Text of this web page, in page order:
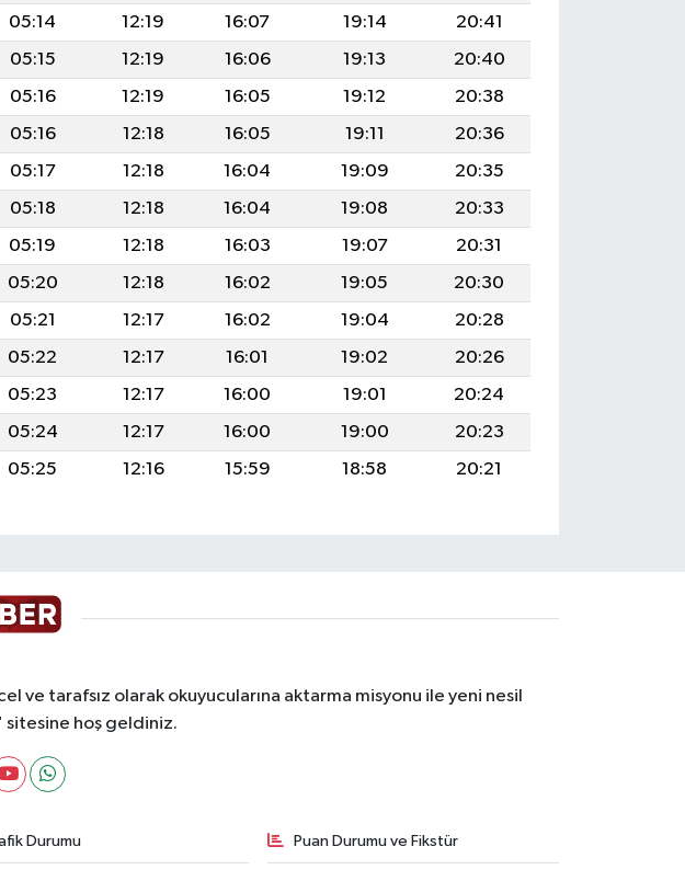
05:14 12:19 16:07 19:14
20:41
05:15 12:19 16:06 19:13
20:40
05:16 12:19 16:05 19:12
20:38
05:16 12:18 16:05 19:11
20:36
05:17 12:18 16:04 19:09
20:35
05:18 12:18 16:04 19:08
20:33
05:19 12:18 16:03 19:07
20:31
05:20 12:18 16:02 19:05
20:30
05:21 12:17 16:02 19:04
20:28
05:22 12:17 16:01 19:02
20:26
05:23 12:17 16:00 19:01
20:24
05:24 12:17 16:00 19:00
20:23
05:25 12:16 15:59 18:58 20:21
ve tarafsız olarak okuyucularına aktarma misyonu ile yeni nesil
hoş geldiniz.
Durumu Puan Durumu ve Fikstür